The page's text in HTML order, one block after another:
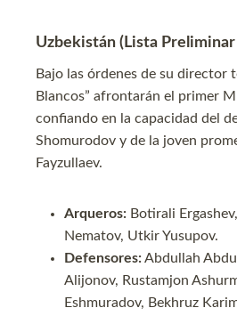
Uzbekistán (Lista
Bajo las órdenes de su director
Blancos” afrontarán el primer
confiando en la capacidad del
Shomurodov y de la joven
Fayzullaev.
Arqueros: Botirali
Nematov, Utkir Yusupov.
Defensores:Abdullah
Alijonov, Rustamjon
Eshmuradov, Bekhruz